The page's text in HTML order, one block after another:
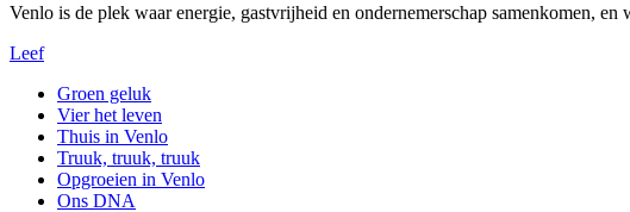
Venlo is de plek waar energie, gastvrijheid en ondernemerschap samenkomen,
Leef
Groen geluk
Vier het leven
Thuis in Venlo
Truuk, truuk, truuk
Opgroeien in Venlo
Ons DNA